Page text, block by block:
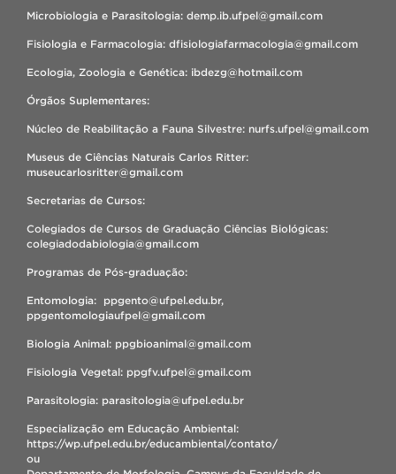
Microbiologia e Parasitologia: demp.ib.ufpel@gmail.com
Fisiologia e Farmacologia: dfisiologiafarmacologia@gmail.com
Ecologia, Zoologia e Genética: ibdezg@hotmail.com
Órgãos Suplementares:
Núcleo de Reabilitação a Fauna Silvestre: nurfs.ufpel@gmail.com
Museus de Ciências Naturais Carlos Ritter:
museucarlosritter@gmail.com
Secretarias de Cursos:
Colegiados de Cursos de Graduação Ciências Biológicas:
colegiadodabiologia@gmail.com
Programas de Pós-graduação:
Entomologia: ppgento@ufpel.edu.br,
ppgentomologiaufpel@gmail.com
Biologia Animal: ppgbioanimal@gmail.com
Fisiologia Vegetal: ppgfv.ufpel@gmail.com
Parasitologia: parasitologia@ufpel.edu.br
Especialização em Educação Ambiental:
https://wp.ufpel.edu.br/educambiental/contato/
ou